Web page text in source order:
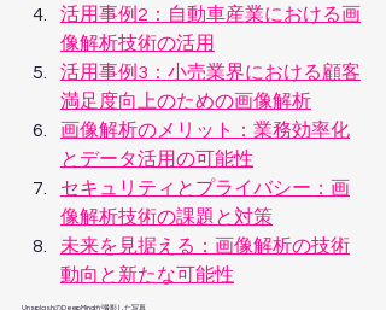
活用事例2：自動車産業における画
像解析技術の活用
活用事例3：小売業界における顧客
満足度向上のための画像解析
画像解析のメリット：業務効率化
とデータ活用の可能性
セキュリティとプライバシー：画
像解析技術の課題と対策
未来を見据える：画像解析の技術
動向と新たな可能性
UnsplashのDeepMindが撮影した写真